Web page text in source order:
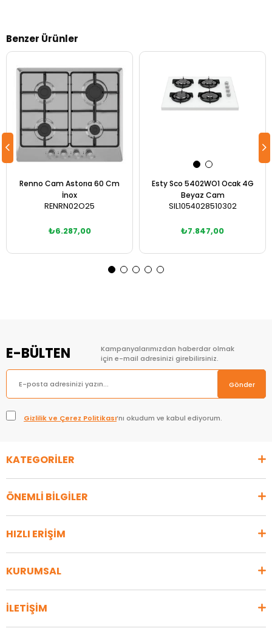
Benzer Ürünler
Renno Cam Astorıa 60 Cm
İnox
RENRN02O25
₺6.287,00
Esty Sco 5402WO1 Ocak 4G
Beyaz Cam
SIL1054028510302
₺7.847,00
E-BÜLTEN
Kampanyalarımızdan haberdar olmak
için e-mail adresinizi girebilirsiniz.
Gönder
Gizlilik ve Çerez Politikası’nı okudum ve kabul ediyorum.
KATEGORİLER
ÖNEMLİ BİLGİLER
HIZLI ERİŞİM
KURUMSAL
İLETİŞİM